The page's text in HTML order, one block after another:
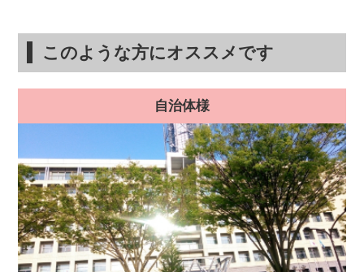
このような方にオススメです
自治体様